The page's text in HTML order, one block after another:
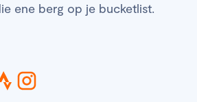
ene berg op je bucketlist.